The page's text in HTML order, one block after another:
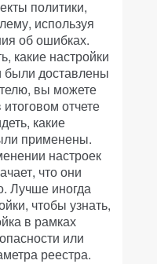
политики,
используя
об ошибках.
какие настройки
были доставлены
вы можете
отчете
какие
применены.
настроек
что они
Лучше иногда
чтобы узнать,
в рамках
или
реестра.